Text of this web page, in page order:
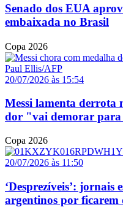
Senado dos EUA
embaixada no Brasil
Copa 2026
20/07/2026 às 15:54
Messi lamenta derrota
dor "vai demorar para
Copa 2026
20/07/2026 às 11:50
‘Desprezíveis’: jornais
argentinos por ficarem